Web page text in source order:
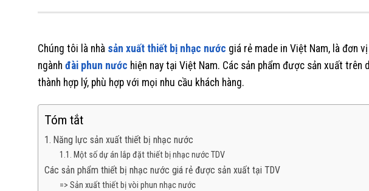
Chúng tôi là nhà sản xuất thiết bị nhạc nước giá rẻ made in Việt Nam, là đơn
ngành đài phun nước hiện nay tại Việt Nam. Các sản phẩm được sản xuất trên
thành hợp lý, phù hợp với mọi nhu cầu khách hàng.
Tóm tắt
1. Năng lực sản xuất thiết bị nhạc nước
1.1. Một số dự án lắp đặt thiết bị nhạc nước TDV
Các sản phẩm thiết bị nhạc nước giá rẻ được sản xuất tại TDV
=> Sản xuất thiết bị vòi phun nhạc nước